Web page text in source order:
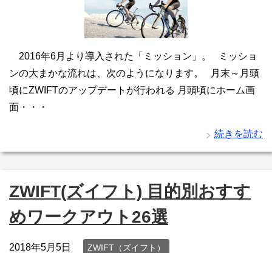
2016年6月より導入された「ミッション」。 ミッショ
ンの大まかな流れは、次のようになります。 月末～月頭
頃にZWIFTのアップデートが行われる 月頭頃にホーム画
面・・・
続きを読む
ZWIFT(ズイフト) 目的別おすす
めワークアウト26選
2018年5月5日 ZWIFT（ズイフト）